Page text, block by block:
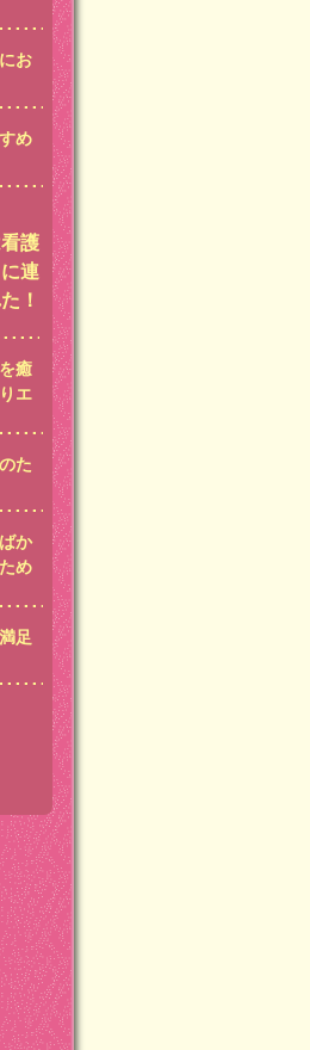
お
め
護
連
！
癒
エ
た
か
め
足